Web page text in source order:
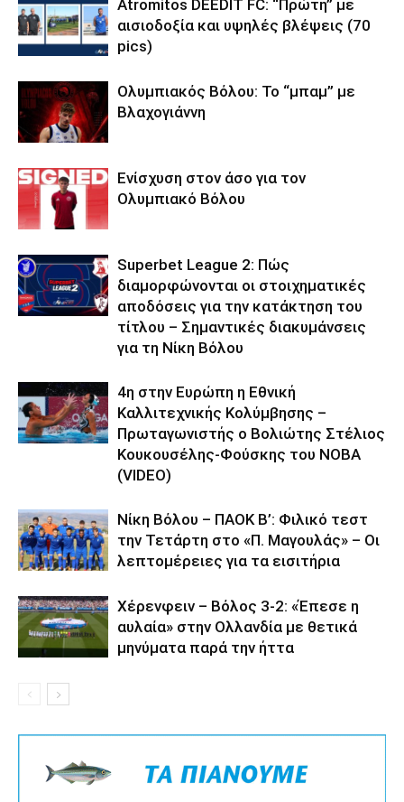
Atromitos DEEDIT FC: “Πρώτη” με
αισιοδοξία και υψηλές βλέψεις (70
pics)
Ολυμπιακός Βόλου: Το “μπαμ” με
Βλαχογιάννη
Ενίσχυση στον άσο για τον
Ολυμπιακό Βόλου
Superbet League 2: Πώς
διαμορφώνονται οι στοιχηματικές
αποδόσεις για την κατάκτηση του
τίτλου – Σημαντικές διακυμάνσεις
για τη Νίκη Βόλου
4η στην Ευρώπη η Εθνική
Καλλιτεχνικής Κολύμβησης –
Πρωταγωνιστής ο Βολιώτης Στέλιος
Κουκουσέλης-Φούσκης του ΝΟΒΑ
(VIDEO)
Νίκη Βόλου – ΠΑΟΚ Β’: Φιλικό τεστ
την Τετάρτη στο «Π. Μαγουλάς» – Οι
λεπτομέρειες για τα εισιτήρια
Χέρενφειν – Βόλος 3-2: «Έπεσε η
αυλαία» στην Ολλανδία με θετικά
μηνύματα παρά την ήττα